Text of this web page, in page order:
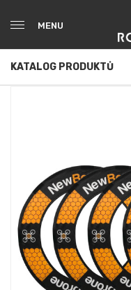
MENU
KATALOG PRODUKTŮ